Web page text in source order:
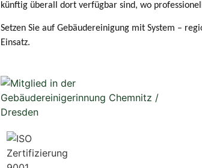
künftig überall dort verfügbar sind, wo
Setzen Sie auf Gebäudereinigung mit System –
Einsatz.